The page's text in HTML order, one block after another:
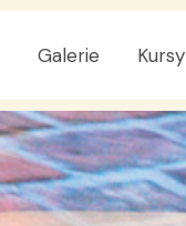
Galerie Kursy